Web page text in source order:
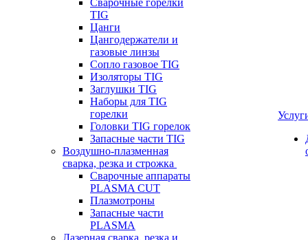
Сварочные горелки
TIG
Цанги
Цангодержатели и
газовые линзы
Сопло газовое TIG
Изоляторы TIG
Заглушки TIG
Наборы для TIG
горелки
Головки TIG горелок
Запасные части TIG
Воздушно-плазменная
сварка, резка и строжка
Сварочные аппараты
PLASMA CUT
Плазмотроны
Запасные части
PLASMA
Лазерная сварка, резка и